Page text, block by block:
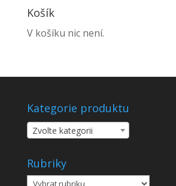
Košík
V košíku nic není.
Kategorie produktu
Zvolte kategorii
Rubriky
Rubriky